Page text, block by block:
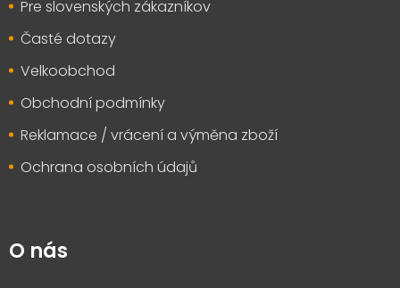
Pre slovenských zákazníkov
Časté dotazy
Velkoobchod
Obchodní podmínky
Reklamace / vrácení a výměna zboží
Ochrana osobních údajů
O nás